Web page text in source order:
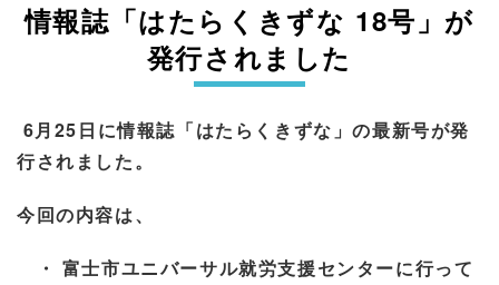
情報誌「はたらくきずな 18号」が
発行されました
6月25日に情報誌「はたらくきずな」の最新号が発
行されました。
今回の内容は、
・ 富士市ユニバーサル就労支援センターに行って